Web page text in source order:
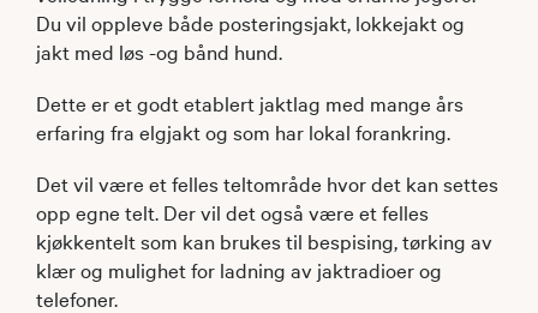
Du vil oppleve både posteringsjakt, lokkejakt og
jakt med løs -og bånd hund.
Dette er et godt etablert jaktlag med mange års
erfaring fra elgjakt og som har lokal forankring.
Det vil være et felles teltområde hvor det kan settes
opp egne telt. Der vil det også være et felles
kjøkkentelt som kan brukes til bespising, tørking av
klær og mulighet for ladning av jaktradioer og
telefoner.